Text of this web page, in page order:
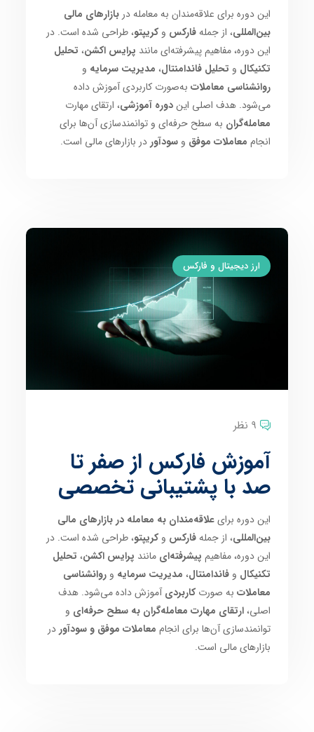
این دوره برای علاقه‌مندان به معامله دربازارهای مالی
بین‌المللی، از جملهفارکس وکریپتو، طراحی شده است. در
این دوره، مفاهیم پیشرفته‌ای مانند پرایس اکشن، تحلیل
تکنیکال و تحلیل فاندامنتال، مدیریت سرمایه و
روانشناسی معاملات به‌صورت کاربردی آموزش داده
می‌شود. هدف اصلی ایندوره آموزشی، ارتقای مهارت
معامله‌گران به سطح حرفه‌ای و توانمندسازی آن‌ها برای
انجام معاملات موفق وسودآور در بازارهای مالی است.
ارز دیجیتال و فارکس
9 نظر
آموزش فارکس از صفر تا
صد با پشتیبانی تخصصی
این دوره برایعلاقه‌مندان به معامله در بازارهای مالی
بین‌المللی، از جملهفارکس وکریپتو، طراحی شده است. در
این دوره، مفاهیم پیشرفته‌ای مانند پرایس اکشن، تحلیل
تکنیکال وفاندامنتال، مدیریت سرمایه وروانشناسی
معاملات به صورتکاربردیآموزش داده می‌شود. هدف
اصلی،ارتقای مهارت معامله‌گران به سطح حرفه‌ای و
توانمندسازی آن‌ها برای انجام معاملات موفق و سودآور در
بازارهای مالی است.